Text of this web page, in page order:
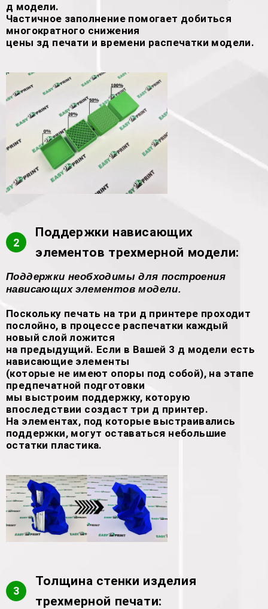
д модели.
Частичное заполнение помогает добиться
многократного снижения
цены зд печати и времени распечатки модели.
2
Поддержки нависающих
элементов трехмерной модели:
Поддержки необходимы для построения
нависающих элементов модели.
Поскольку печать на три д принтере проходит
послойно, в процессе распечатки каждый
новый слой ложится
на предыдущий. Если в Вашей 3 д модели есть
нависающие элементы
(которые не имеют опоры под собой), на этапе
предпечатной подготовки
мы выстроим поддержку, которую
впоследствии создаст три д принтер.
На элементах, под которые выстраивались
поддержки, могут оставаться небольшие
остатки пластика.
3
Толщина стенки изделия
трехмерной печати: